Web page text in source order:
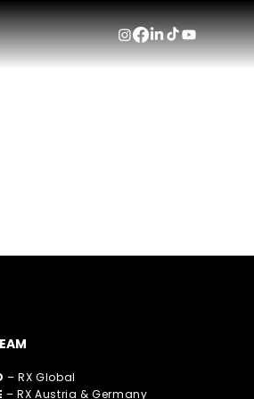
– RX Global
– RX Austria & Germany